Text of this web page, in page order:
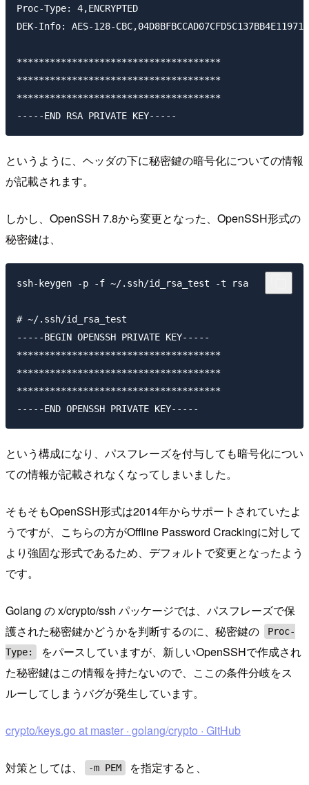
Proc-Type: 4,ENCRYPTED
DEK-Info: AES-128-
*************************************
*************************************
*************************************
というように、ヘッダの下に秘密鍵の暗号化についての情報
が記載されます。
しかし、OpenSSH 7.8から変更となった、OpenSSH形式の
秘密鍵は、
ssh-keygen -p -f ~/.ssh/id_rsa_test -t rsa
# ~/.ssh/id_rsa_test
-----BEGIN OPENSSH PRIVATE KEY-----
*************************************
*************************************
*************************************
という構成になり、パスフレーズを付与しても暗号化につい
ての情報が記載されなくなってしまいました。
そもそもOpenSSH形式は2014年からサポートされていたよ
うですが、こちらの方がOffline Password Crackingに対して
より強固な形式であるため、デフォルトで変更となったよう
です。
Golang の x/crypto/ssh パッケージでは、パスフレーズで保
護された秘密鍵かどうかを判断するのに、秘密鍵の
Proc-
Type:
をパースしていますが、新しいOpenSSHで作成され
た秘密鍵はこの情報を持たないので、ここの条件分岐をス
ルーしてしまうバグが発生しています。
crypto/keys.go at master · golang/crypto · GitHub
対策としては、 -m PEM を指定すると、